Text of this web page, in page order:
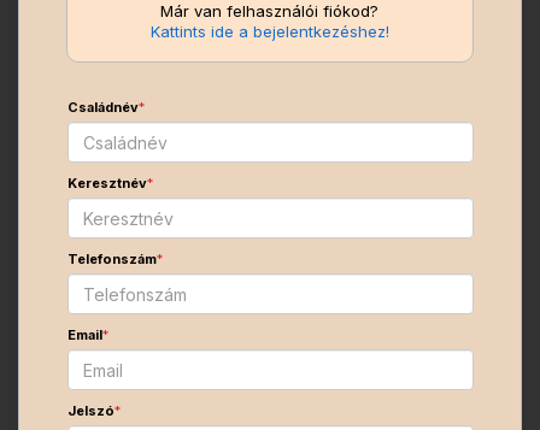
Már van felhasználói fiókod?
Kattints ide a bejelentkezéshez!
Családnév*
Keresztnév*
Telefonszám*
Email*
Jelszó*